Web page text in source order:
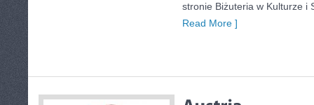
stronie Biżuteria w Kulturze i
Read More ]